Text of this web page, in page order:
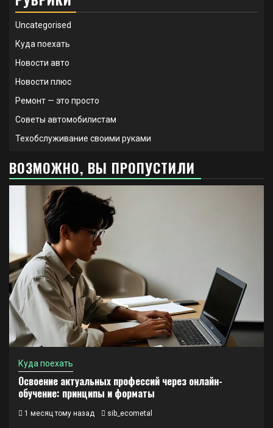
Uncategorised
Куда поехать
Новости авто
Новости плюс
Ремонт — это просто
Советы автомобилистам
Техобслуживание своими руками
ВОЗМОЖНО, ВЫ ПРОПУСТИЛИ
Куда поехать
Освоение актуальных профессий через онлайн-
обучение: принципы и форматы
1 месяц тому назад sib_ecometal